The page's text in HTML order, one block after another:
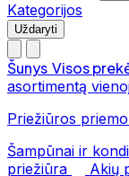
Kategorijos
Uždaryti
Šunys Visos
asortimentą
Priežiūros
Šampūnai ir
priežiūra
Akių